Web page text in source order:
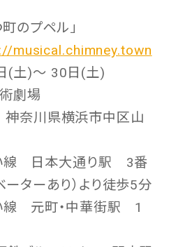
のプペル」
musical.chimney.town
(土)〜 30日(土)
劇場
神奈川県横浜市中区山
日本大通り駅 3番
ターあり）より徒歩5分
町・中華街駅 1